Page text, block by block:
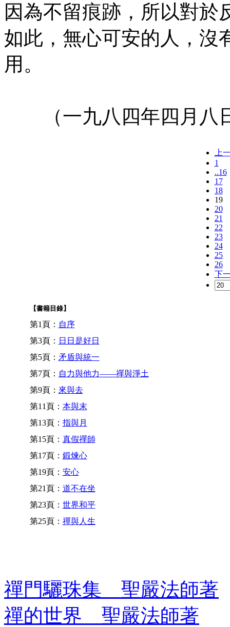
因為不留痕跡，所以對於
如此，無心可安的人，沒
用。
（一九八四年四月八
上
1
..16
17
18
19
20
21
22
23
24
25
26
下
【書籍目錄】
第1頁： 自序
第3頁： 日日是好日
第5頁： 矛盾與統一
第7頁： 自力與他力——禪與淨土
第9頁： 來與去
第11頁： 本與末
第13頁： 指與月
第15頁： 真假禪師
第17頁： 鍛煉心
第19頁： 安心
第21頁： 道不在坐
第23頁： 世界和平
第25頁： 禪與人生
禪門驪珠集 聖嚴法師著
禪的世界 聖嚴法師著